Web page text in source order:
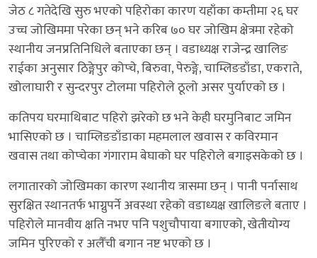
जेठ ८ गतेदेखि सुरु भएको पहिरोका कारण यहाँका कम्तीमा २६ घर
उच्च जोखिममा परेका छन् भने करिब ७० घर जोखिम क्षेत्रमा रहेको
स्थानीय जनप्रतिनिधिले बताएका छन् । वडाध्यक्ष राजेन्द्र खालिङ
राईका अनुसार ठिङ्गेपुर कोप्चे, बिरुवा, पेरुङ्गे, चाम्लिङडाँडा, एकराते,
खोलाघारी र सुन्दरपुर टोलमा पहिरोले ठूलो असर पुर्याएको छ ।
कतिपय घरमाथिबाट पहिरो झरेको छ भने केही घरमुनिबाट जमिन
भासिएको छ । चाम्लिङडाँडाका महमलाल खवास र कविरमान
खवास तथा कोप्चेका गंगाराम बेघाको घर पहिरोले बगाइसकेको छ ।
लगातारको जोखिमका कारण स्थानीय त्रासमा छन् । पानी पर्नासाथ
सुरक्षित स्थानतर्फ भाग्नुपर्ने अवस्था रहेको वडाध्यक्ष खालिङले बताए ।
पहिरोले मानवीय क्षति नभए पनि पशुचौपाया बगाएको, खेतीयोग्य
जमिन पुरिएको र अलैँची बगान नष्ट भएको छ ।